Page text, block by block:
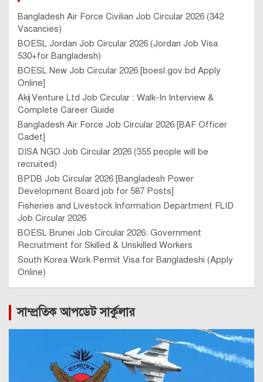
Bangladesh Air Force Civilian Job Circular 2026 (342
Vacancies)
BOESL Jordan Job Circular 2026 (Jordan Job Visa
530+for Bangladesh)
BOESL New Job Circular 2026 [boesl.gov.bd Apply
Online]
Akij Venture Ltd Job Circular : Walk-In Interview &
Complete Career Guide
Bangladesh Air Force Job Circular 2026 [BAF Officer
Cadet]
DISA NGO Job Circular 2026 (355 people will be
recruited)
BPDB Job Circular 2026 [Bangladesh Power
Development Board job for 587 Posts]
Fisheries and Livestock Information Department FLID
Job Circular 2026
BOESL Brunei Job Circular 2026: Government
Recruitment for Skilled & Unskilled Workers
South Korea Work Permit Visa for Bangladeshi (Apply
Online)
সাম্প্রতিক আপডেট সার্কুলার